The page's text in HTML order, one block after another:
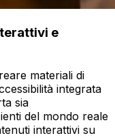
e
materiali di
integrata
sia
del mondo reale
interattivi su